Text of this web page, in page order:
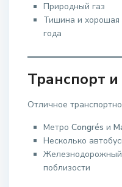
Природный газ
Тишина и хорошая
года
Транспорт
Отличное
МетроCongrés и
Несколько
поблизости